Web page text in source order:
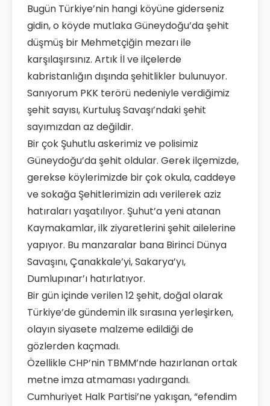
Bugün Türkiye’nin hangi köyüne giderseniz
gidin, o köyde mutlaka Güneydoğu’da şehit
düşmüş bir Mehmetçiğin mezarı ile
karşılaşırsınız. Artık İl ve ilçelerde
kabristanlığın dışında şehitlikler bulunuyor.
Sanıyorum PKK terörü nedeniyle verdiğimiz
şehit sayısı, Kurtuluş Savaşı’ndaki şehit
sayımızdan az değildir.
Bir çok Şuhutlu askerimiz ve polisimiz
Güneydoğu’da şehit oldular. Gerek ilçemizde,
gerekse köylerimizde bir çok okula, caddeye
ve sokağa Şehitlerimizin adı verilerek aziz
hatıraları yaşatılıyor. Şuhut’a yeni atanan
Kaymakamlar, ilk ziyaretlerini şehit ailelerine
yapıyor. Bu manzaralar bana Birinci Dünya
Savaşını, Çanakkale’yi, Sakarya’yı,
Dumlupınar’ı hatırlatıyor.
Bir gün içinde verilen 12 şehit, doğal olarak
Türkiye’de gündemin ilk sırasına yerleşirken,
olayın siyasete malzeme edildiği de
gözlerden kaçmadı.
Özellikle CHP’nin TBMM’nde hazırlanan ortak
metne imza atmaması yadırgandı.
Cumhuriyet Halk Partisi’ne yakışan, “efendim